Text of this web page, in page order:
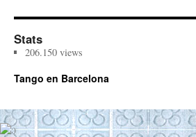
Stats
206.150 views
Tango en Barcelona